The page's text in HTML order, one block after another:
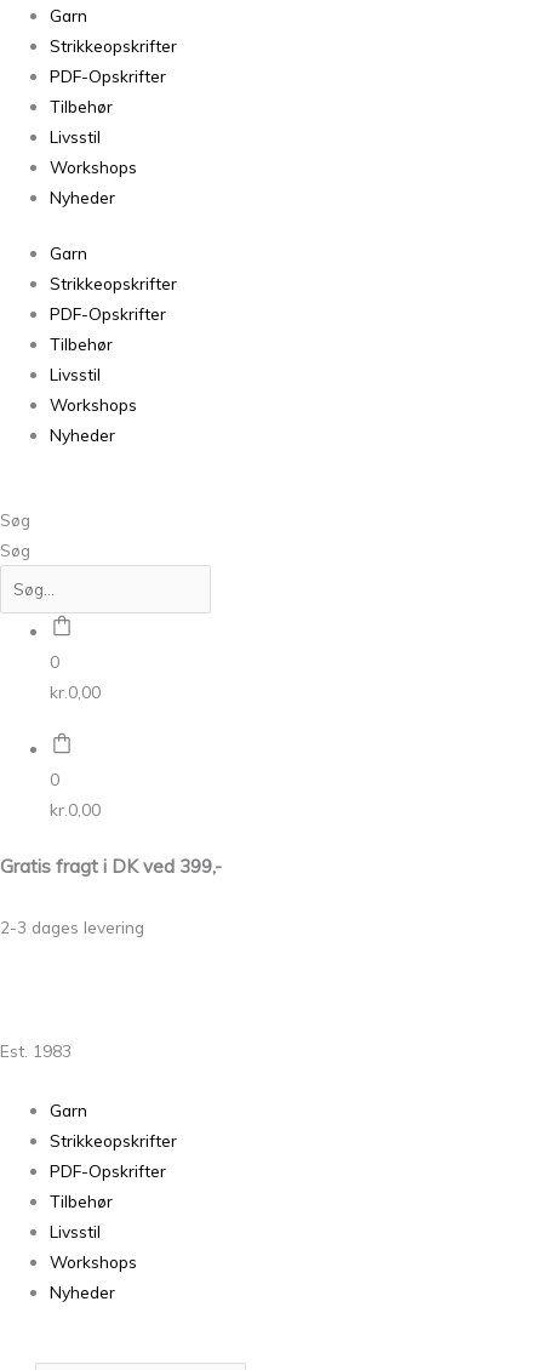
Garn
Strikkeopskrifter
PDF-Opskrifter
Tilbehør
Livsstil
Workshops
Nyheder
Garn
Strikkeopskrifter
PDF-Opskrifter
Tilbehør
Livsstil
Workshops
Nyheder
Søg
Søg
0
kr. 0,00
0
kr. 0,00
Gratis fragt i DK ved 399,-
2-3 dages levering
Est. 1983
Garn
Strikkeopskrifter
PDF-Opskrifter
Tilbehør
Livsstil
Workshops
Nyheder
Soul
Truffle
antal